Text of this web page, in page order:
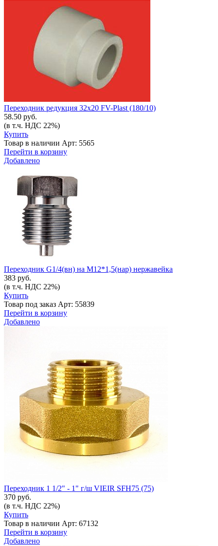
Переходник редукция 32х20 FV-Plast (180/10)
58.50 руб.
(в т.ч. НДС 22%)
Купить
Товар в наличии Арт: 5565
Перейти в корзину
Добавлено
Переходник G1/4(вн) на М12*1,5(нар) нержавейка
383 руб.
(в т.ч. НДС 22%)
Купить
Товар под заказ Арт: 55839
Перейти в корзину
Добавлено
Переходник 1 1/2" - 1" г/ш VIEIR SFH75 (75)
370 руб.
(в т.ч. НДС 22%)
Купить
Товар в наличии Арт: 67132
Перейти в корзину
Добавлено